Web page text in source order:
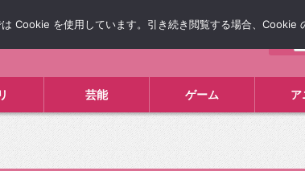
芸能 ゲーム ア
Cookie を使用しています。引き続き閲覧する場合、Cookie